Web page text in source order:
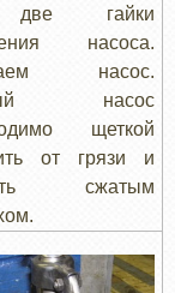
гайки
насоса.
насос.
насос
щеткой
от грязи и
сжатым